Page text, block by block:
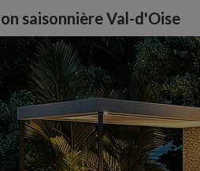
saisonnière Val-d'Oise